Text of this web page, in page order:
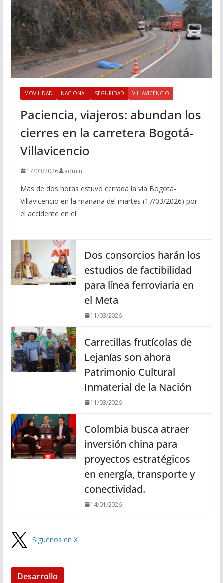
MOVILIDAD NACIONAL SEGURIDAD VILLAVICENCIO
Paciencia, viajeros: abundan los
cierres en la carretera Bogotá-
Villavicencio
17/03/2026 admin
Más de dos horas estuvo cerrada la vía Bogotá-
Villavicencio en la mañana del martes (17/03/2026) por
el accidente en el
Dos consorcios harán los
estudios de factibilidad
para línea ferroviaria en
el Meta
11/03/2026
Carretillas frutícolas de
Lejanías son ahora
Patrimonio Cultural
Inmaterial de la Nación
11/03/2026
Colombia busca atraer
inversión china para
proyectos estratégicos
en energía, transporte y
conectividad.
14/01/2026
Síguenos en X
Desarrollo